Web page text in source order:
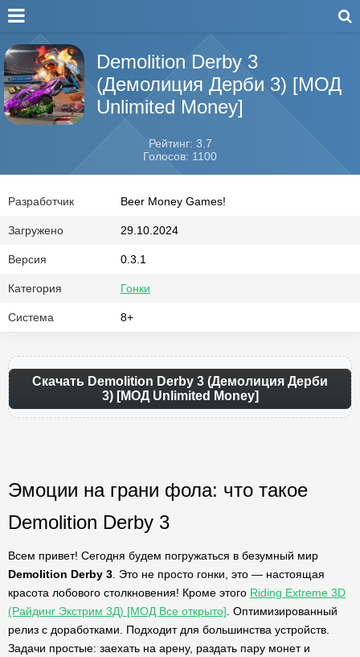
Demolition Derby 3
(Демолиция Дерби 3) [МОД
Unlimited Money]
Рейтинг: 3.7
Голосов: 1100
Разработчик Beer Money Games!
Загружено 29.10.2024
Версия 0.3.1
Категория Гонки
Система 8+
Скачать Demolition Derby 3 (Демолиция Дерби
3) [МОД Unlimited Money]
Эмоции на грани фола: что такое
Demolition Derby 3
Всем привет! Сегодня будем погружаться в безумный мир
Demolition Derby 3 . Это не просто гонки, это — настоящая
красота лобового столкновения! Кроме этого Riding Extreme 3D
(Райдинг Экстрим 3Д) [МОД Все открыто] . Оптимизированный
релиз с доработками. Подходит для большинства устройств.
Задачи простые: заехать на арену, раздать пару монет и